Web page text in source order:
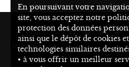
En poursuivant votre
site, vous acceptez notre
protection des données
ainsi que le dépôt de cookies et
technologies similaires
• à vous offrir un meilleur
In English
Infos légales
FAQ